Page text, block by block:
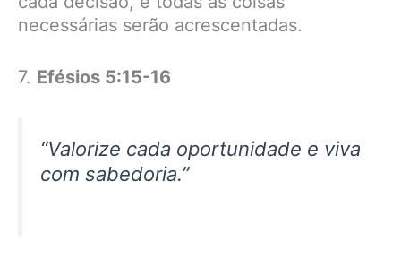
necessárias serão acrescentadas.
7. Efésios 5:15-16
“Valorize cada oportunidade e viva
com sabedoria.”